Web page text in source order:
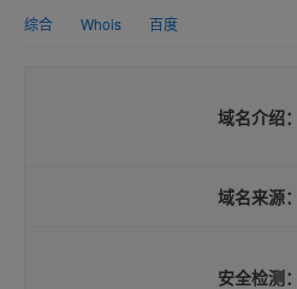
综合 Whois 百度
域名介绍：
域名来源：
安全检测：